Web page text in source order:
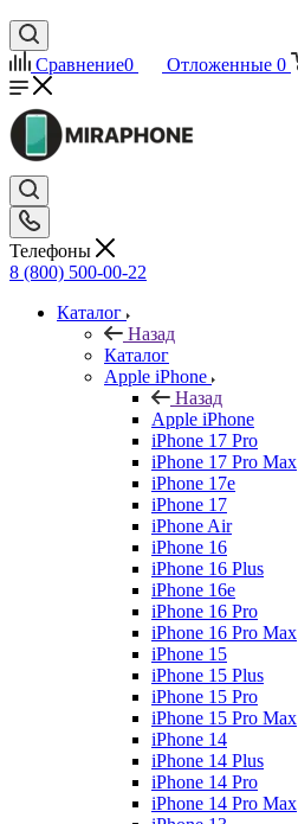
Сравнение0 Отложенные 0
Телефоны
8 (800) 500-00-22
Каталог
Назад
Каталог
Apple iPhone
Назад
Apple iPhone
iPhone 17 Pro
iPhone 17 Pro Max
iPhone 17e
iPhone 17
iPhone Air
iPhone 16
iPhone 16 Plus
iPhone 16e
iPhone 16 Pro
iPhone 16 Pro Max
iPhone 15
iPhone 15 Plus
iPhone 15 Pro
iPhone 15 Pro Max
iPhone 14
iPhone 14 Plus
iPhone 14 Pro
iPhone 14 Pro Max